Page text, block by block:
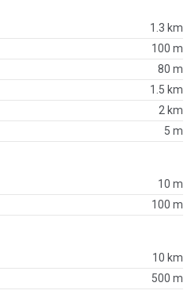
1.3 km
100 m
80 m
1.5 km
2 km
5 m
10 m
100 m
10 km
500 m